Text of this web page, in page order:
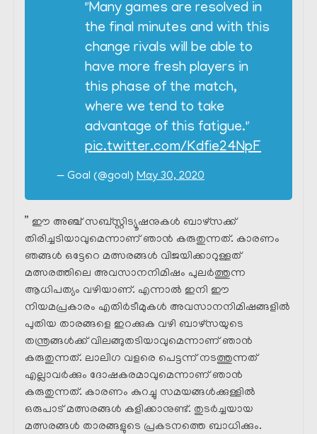
"Many games are resolved in
the final minutes and with this
change rivals will be able to
have more fresh players in
this phase of the match,
where we tend to take
advantage of this fatigue."
pic.twitter.com/Kdfie24NpF
— Goal (@goal) May 30, 2020
” ഈ അഞ്ച് സബ്സ്റ്റിട്യൂഷനുകൾ ബാഴ്സക്ക്
തിരിച്ചടിയാവുമെന്നാണ് ഞാൻ കരുതുന്നത്. കാരണം
ഞങ്ങൾ ഒട്ടേറെ മത്സരങ്ങൾ വിജയിക്കാറുള്ളത്
മത്സരത്തിലെ അവസാനനിമിഷം പുലർത്തുന്ന
ആധിപത്യം വഴിയാണ്. എന്നാൽ ഇനി ഈ
നിയമപ്രകാരം എതിർടീമുകൾ അവസാനനിമിഷങ്ങളിൽ
പുതിയ താരങ്ങളെ ഇറക്കുക വഴി ബാഴ്‌സയുടെ
തന്ത്രങ്ങൾക്ക് വിലങ്ങുതടിയാവുമെന്നാണ് ഞാൻ
കരുതുന്നത്. ലാലിഗ വളരെ പെട്ടന്ന് നടത്തുന്നത്
എല്ലാവർക്കും ദോഷകരമാവുമെന്നാണ് ഞാൻ
കരുതുന്നത്. കാരണം കുറച്ചു സമയങ്ങൾക്കുള്ളിൽ
ഒരുപാട് മത്സരങ്ങൾ കളിക്കാനുണ്ട്. തുടർച്ചയായ
മത്സരങ്ങൾ താരങ്ങളുടെ പ്രകടനത്തെ ബാധിക്കും.